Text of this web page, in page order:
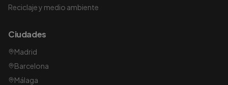
Reciclaje y medio ambiente
Ciudades
Madrid
Barcelona
Málaga